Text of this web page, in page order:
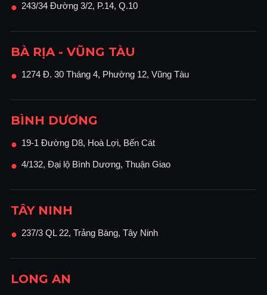
● 243/34 Đường 3/2, P.14, Q.10
BÀ RỊA - VŨNG TÀU
● 1274 Đ. 30 Tháng 4, Phường 12, Vũng Tàu
BÌNH DƯƠNG
● 19-1 Đường D8, Hoà Lợi, Bến Cát
● 4/132, Đại lộ Bình Dương, Thuận Giao
TÂY NINH
● 237/3 QL 22, Trảng Bàng, Tây Ninh
LONG AN